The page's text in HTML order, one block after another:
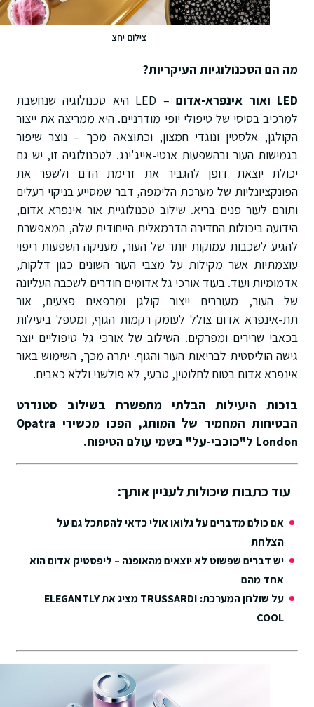
צילום יחצ
מה הם הטכנולוגיות העיקריות?
LEDואור אינפרא-אדום
– LED היא טכנולוגיה שנחשבת
למרכיב בסיסי של טיפולי יופי מודרניים. היא ממריצה את ייצור
הקולגן, אלסטין ונוגדי חמצון, וכתוצאה מכך – נוצר שיפור
בגמישות העור ובהשפעות אנטי-אייג'ינג. לטכנולוגיה זו, יש גם
יכולת יוצאת דופן להגביר את זרימת הדם ולשפר את
הפונקציונליות של מערכת הלימפה, דבר שמסייע בניקוי רעלים
ותורם לעור פנים בריא. שילוב טכנולוגיית אור אינפרא אדום,
הידועה ביכולות החדירה הדרמאלית הייחודית שלה, המאפשרת
להגיע לשכבות עמוקות יותר של העור, מעניקה השפעות ריפוי
עוצמתיות אשר מקילות על מצבי העור השונים כגון דלקות,
אדמומיות ועוד. בעוד אורכי גל אדומים חודרים לשכבה העליונה
של העור, מעוררים ייצור קולגן ומרפאים פצעים, אור
תת-אינפרא אדום צולל לעומק רקמות הגוף, ומטפל ביעילות
בכאבי שרירים ומפרקים. השילוב של אורכי גל טיפוליים יוצר
גישה הוליסטית לבריאות העור והגוף. יתרה מכך, השימוש באור
אינפרא אדום בטוח לחלוטין, טבעי, לא פולשני וללא כאבים.
בזכות היעילות הבלתי מתפשרת בשילוב סטנדרט
הבטיחות המחמיר של המותג, הפכו מכשיריOpatra
Londonל"כוכבי-על" בשמי עולם הטיפוח.
עוד כתבות שיכולות לעניין אותך:
אם כולם מדברים על גלואו אולי כדאי להסתכל גם על
הצלחת
יש דברים שפשוט לא יוצאים מהאופנה – ליפסטיק אדום הוא
אחד מהם
על שולחן המערכת: TRUSSARDI מציג את ELEGANTLY
COOL